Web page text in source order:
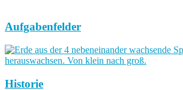
Aufgabenfelder
Historie